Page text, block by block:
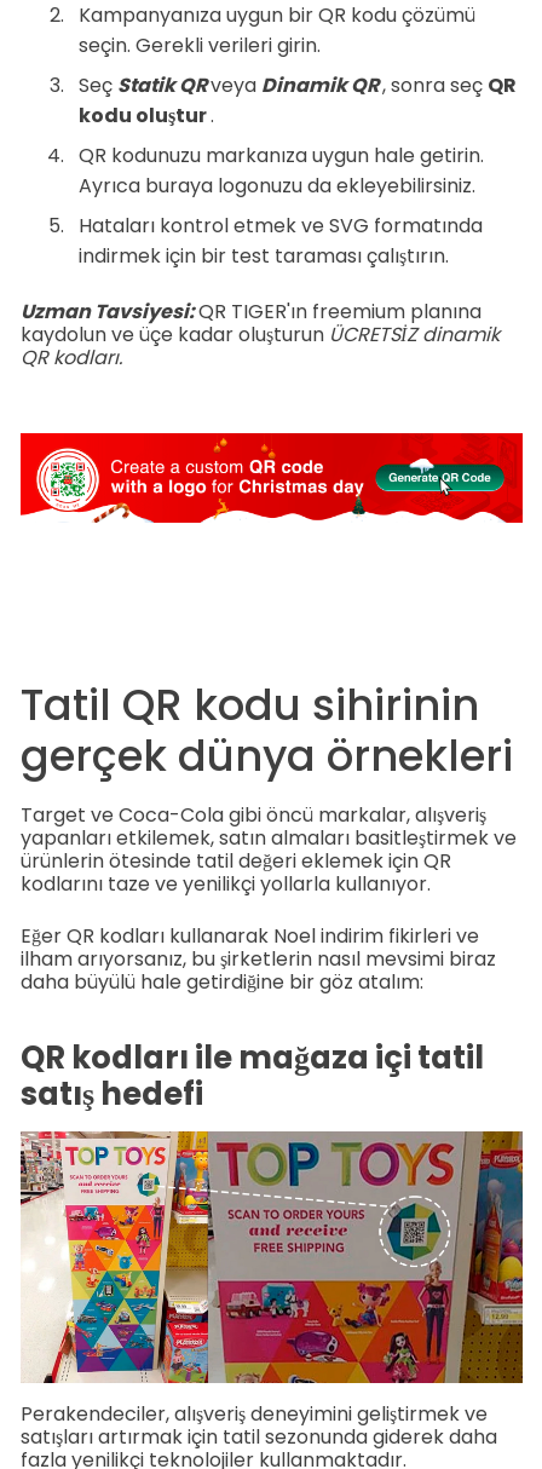
Kampanyanıza uygun bir QR kodu çözümü
seçin. Gerekli verileri girin.
Seç Statik QRveya Dinamik QR, sonra seç QR
kodu oluştur.
QR kodunuzu markanıza uygun hale getirin.
Ayrıca buraya logonuzu da ekleyebilirsiniz.
Hataları kontrol etmek ve SVG formatında
indirmek için bir test taraması çalıştırın.
Uzman Tavsiyesi:QR TIGER'ın freemium planına
kaydolun ve üçe kadar oluşturun ÜCRETSİZ dinamik
QR kodları.
Tatil QR kodu sihirinin
gerçek dünya örnekleri
Target ve Coca-Cola gibi öncü markalar, alışveriş
yapanları etkilemek, satın almaları basitleştirmek ve
ürünlerin ötesinde tatil değeri eklemek için QR
kodlarını taze ve yenilikçi yollarla kullanıyor.
Eğer QR kodları kullanarak Noel indirim fikirleri ve
ilham arıyorsanız, bu şirketlerin nasıl mevsimi biraz
daha büyülü hale getirdiğine bir göz atalım:
QR kodları ile mağaza içi tatil
satış hedefi
Perakendeciler, alışveriş deneyimini geliştirmek ve
satışları artırmak için tatil sezonunda giderek daha
fazla yenilikçi teknolojiler kullanmaktadır.